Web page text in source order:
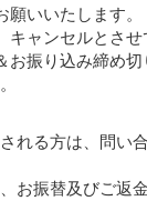
いいたします。
キャンセルとさ
お振り込み締め
れる方は、問い
お振替及びご返